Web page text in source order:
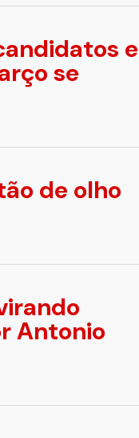
e
se
de olho
Antonio